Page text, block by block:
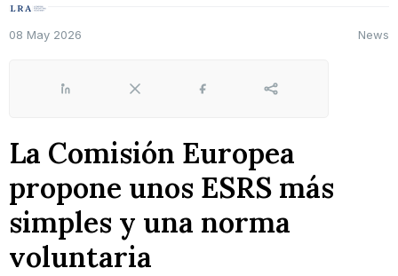
08 May 2026 News
LinkedIn X Facebook Share
La Comisión Europea
propone unos ESRS más
simples y una norma
voluntaria